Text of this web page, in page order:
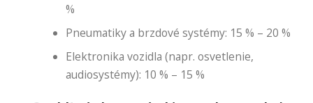
%
Pneumatiky a brzdové systémy: 15 % – 20 %
Elektronika vozidla (napr. osvetlenie,
audiosystémy): 10 % – 15 %